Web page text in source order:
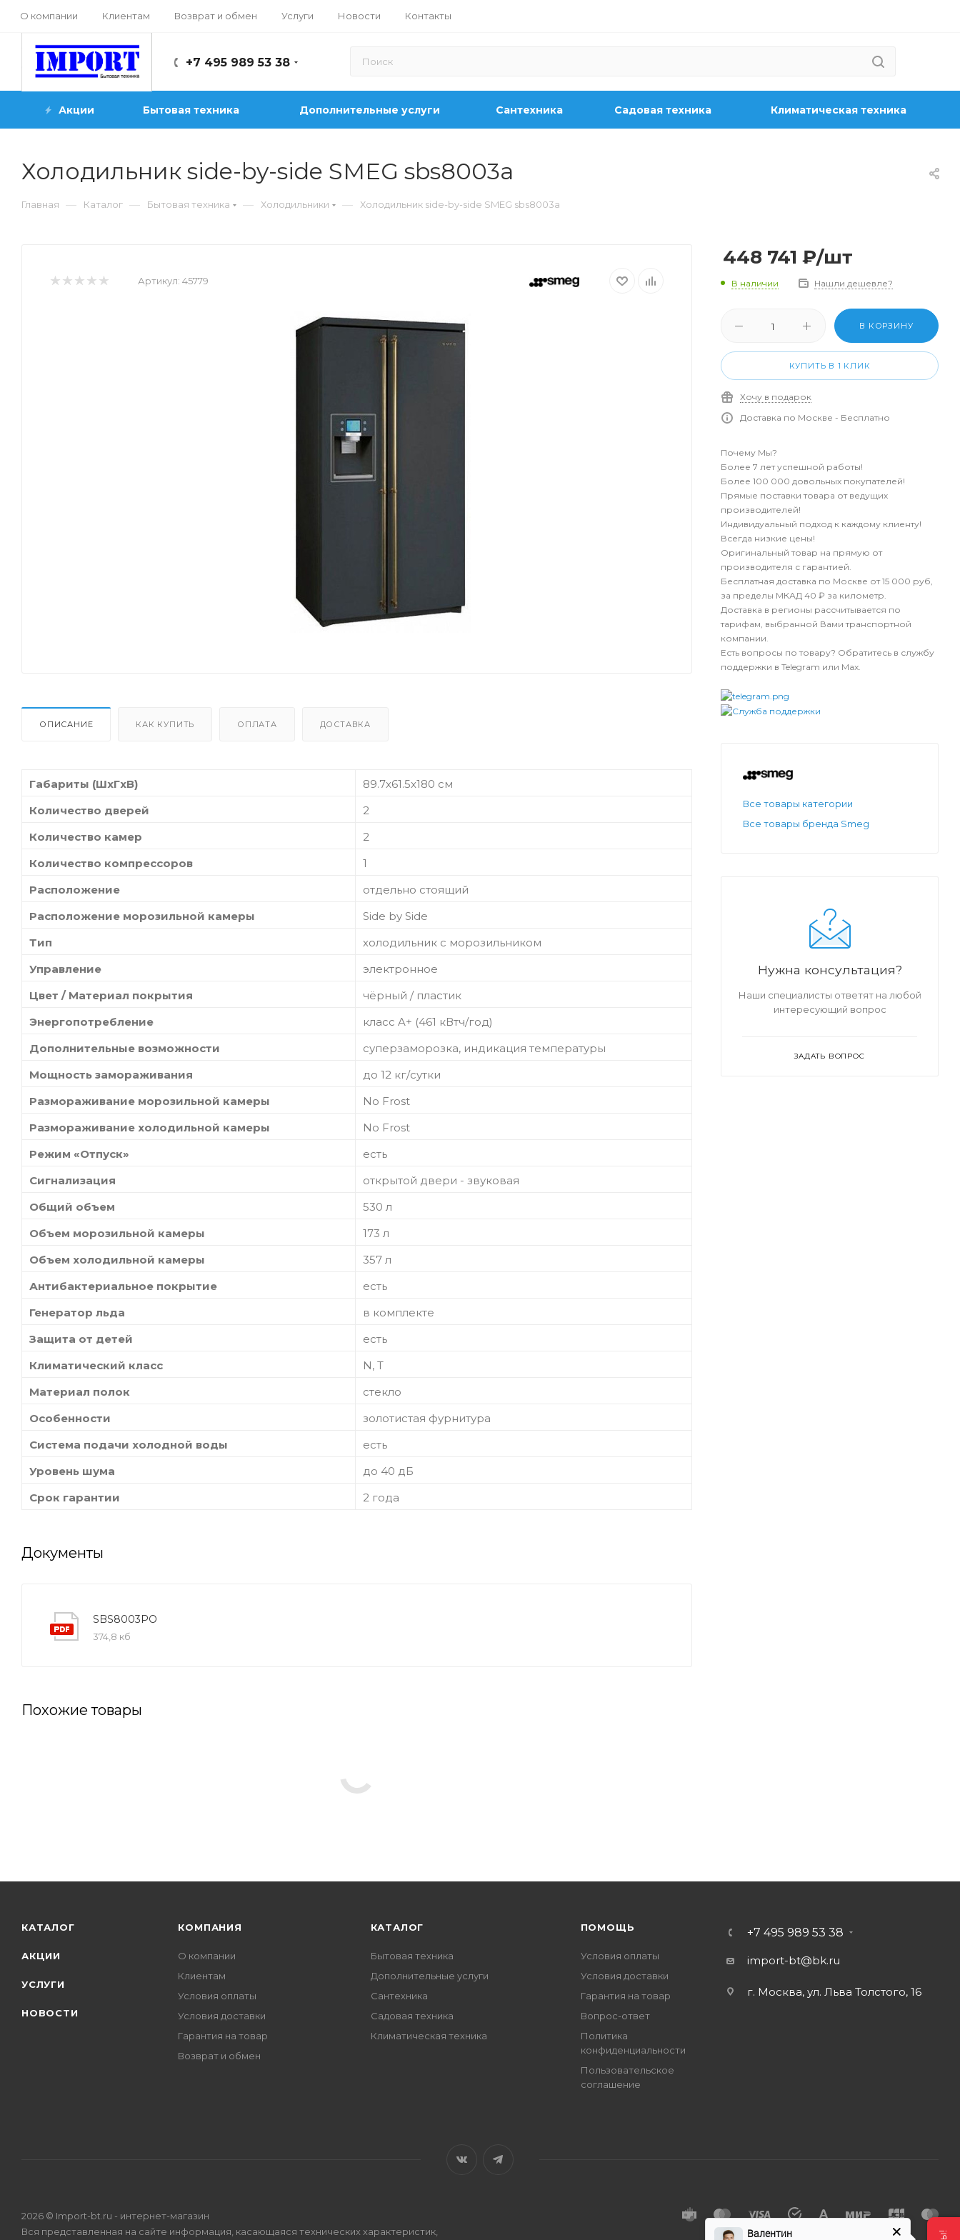
О компании Клиентам Возврат и обмен Услуги Новости Контакты
+7 495 989 53 38
Акции Бытовая техника Дополнительные услуги Сантехника Садовая техника Климатическая техника
Холодильник side-by-side SMEG sbs8003a
Главная — Каталог — Бытовая техника — Холодильники — Холодильник side-by-side SMEG sbs8003a
Артикул: 45779
ОПИСАНИЕ КАК КУПИТЬ ОПЛАТА ДОСТАВКА
Габариты (ШxГxВ)
89.7x61.5x180 см
Количество дверей
2
Количество камер
2
Количество компрессоров
1
Расположение
отдельно стоящий
Расположение морозильной камеры
Side by Side
Тип
холодильник с морозильником
Управление
электронное
Цвет / Материал покрытия
чёрный / пластик
Энергопотребление
класс A+ (461 кВтч/год)
Дополнительные возможности
суперзаморозка, индикация температуры
Мощность замораживания
до 12 кг/cутки
Размораживание морозильной камеры
No Frost
Размораживание холодильной камеры
No Frost
Режим «Отпуск»
есть
Сигнализация
открытой двери - звуковая
Общий объем
530 л
Объем морозильной камеры
173 л
Объем холодильной камеры
357 л
Антибактериальное покрытие
есть
Генератор льда
в комплекте
Защита от детей
есть
Климатический класс
N, T
Материал полок
стекло
Особенности
золотистая фурнитура
Система подачи холодной воды
есть
Уровень шума
до 40 дБ
Срок гарантии
2 года
Документы
SBS8003PO
374,8 кб
Похожие товары
448 741 ₽/шт
В наличии Нашли дешевле?
В КОРЗИНУ
КУПИТЬ В 1 КЛИК
Хочу в подарок
Доставка по Москве - Бесплатно
Почему Мы?
Более 7 лет успешной работы!
Более 100 000 довольных покупателей!
Прямые поставки товара от ведущих
производителей!
Индивидуальный подход к каждому клиенту!
Всегда низкие цены!
Оригинальный товар на прямую от
производителя с гарантией.
Бесплатная доставка по Москве от 15 000 руб,
за пределы МКАД 40 ₽ за километр.
Доставка в регионы рассчитывается по
тарифам, выбранной Вами транспортной
компании.
Есть вопросы по товару? Обратитесь в службу
поддержки в Telegram или Max.
Все товары категории
Все товары бренда Smeg
Нужна консультация?
Наши специалисты ответят на любой
интересующий вопрос
ЗАДАТЬ ВОПРОС
КАТАЛОГ
АКЦИИ
УСЛУГИ
НОВОСТИ
КОМПАНИЯ
О компании
Клиентам
Условия оплаты
Условия доставки
Гарантия на товар
Возврат и обмен
КАТАЛОГ
Бытовая техника
Дополнительные услуги
Сантехника
Садовая техника
Климатическая техника
ПОМОЩЬ
Условия оплаты
Условия доставки
Гарантия на товар
Вопрос-ответ
Политика
конфиденциальности
Пользовательское
соглашение
+7 495 989 53 38
import-bt@bk.ru
г. Москва, ул. Льва Толстого, 16
2026 © Import-bt.ru - интернет-магазин
Вся представленная на сайте информация, касающаяся технических характеристик,
Валентин